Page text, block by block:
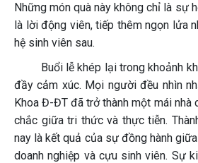
Những món quà này không chỉ là sự
là lời động viên, tiếp thêm ngọn lửa
hệ sinh viên sau.
Buổi lễ khép lại trong khoảnh
đầy cảm xúc. Mọi người đều nhìn
Khoa Đ-ĐT đã trở thành một mái nhà
chắc giữa tri thức và thực tiễn.
nay là kết quả của sự đồng hành
doanh nghiệp và cựu sinh viên. Sự